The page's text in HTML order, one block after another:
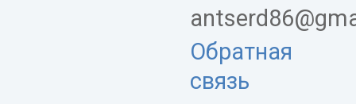
Обратная
связь